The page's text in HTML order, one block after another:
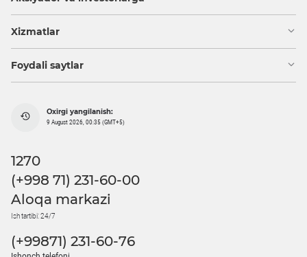
Xizmatlar
Foydali saytlar
Oxirgi yangilanish:
9 August 2026, 00:35 (GMT+5)
1270
(+998 71) 231-60-00
Aloqa markazi
Ish tartibi: 24/7
(+99871) 231-60-76